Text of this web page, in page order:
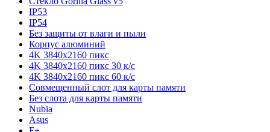
IP53
IP54
Без защиты от влаги и пыли
Корпус алюминий
4K 3840x2160 пикс
4K 3840x2160 пикс 30 к/с
4K 3840x2160 пикс 60 к/с
Совмещенный слот для карты памяти
Без слота для карты памяти
Nubia
Asus